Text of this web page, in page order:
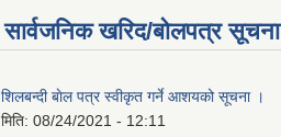
सार्वजनिक खरिद/बोलपत्र सूचना
शिलबन्दी बाेल पत्र स्वीकृत गर्ने आशयको सूचना ।
मिति: 08/24/2021 - 12:11